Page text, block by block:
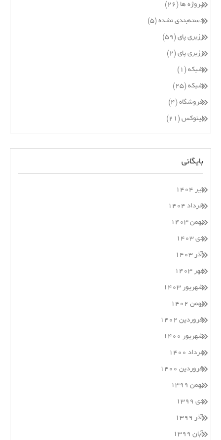
پروژه ها (۲۶)
دسته‌بندی نشده (۵)
رزبری پای (۵۹)
رزبری پای (۲)
شبکه (۱)
شبکه (۲۵)
فروشگاه (۴)
لینوکس (۲۱)
بایگانی
تیر ۱۴۰۴
خرداد ۱۴۰۴
بهمن ۱۴۰۳
دی ۱۴۰۳
آذر ۱۴۰۳
مهر ۱۴۰۳
شهریور ۱۴۰۳
بهمن ۱۴۰۲
فروردین ۱۴۰۲
شهریور ۱۴۰۰
مرداد ۱۴۰۰
فروردین ۱۴۰۰
بهمن ۱۳۹۹
دی ۱۳۹۹
آذر ۱۳۹۹
آبان ۱۳۹۹